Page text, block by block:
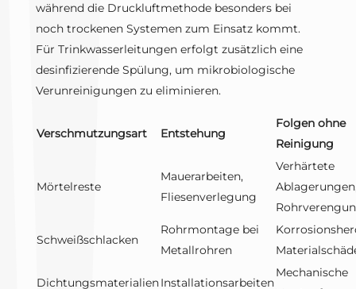
während die Druckluftmethode besonders bei
noch trockenen Systemen zum Einsatz kommt.
Für Trinkwasserleitungen erfolgt zusätzlich eine
desinfizierende Spülung, um mikrobiologische
Verunreinigungen zu eliminieren.
Verschmutzungsart Entstehung
Folgen ohne
Reinigung
Mörtelreste
Mauerarbeiten,
Fliesenverlegung
Verhärtete
Schweißschlacken
Rohrmontage bei
Metallrohren
DichtungsmaterialienInstallationsarbeiten
Mechanische